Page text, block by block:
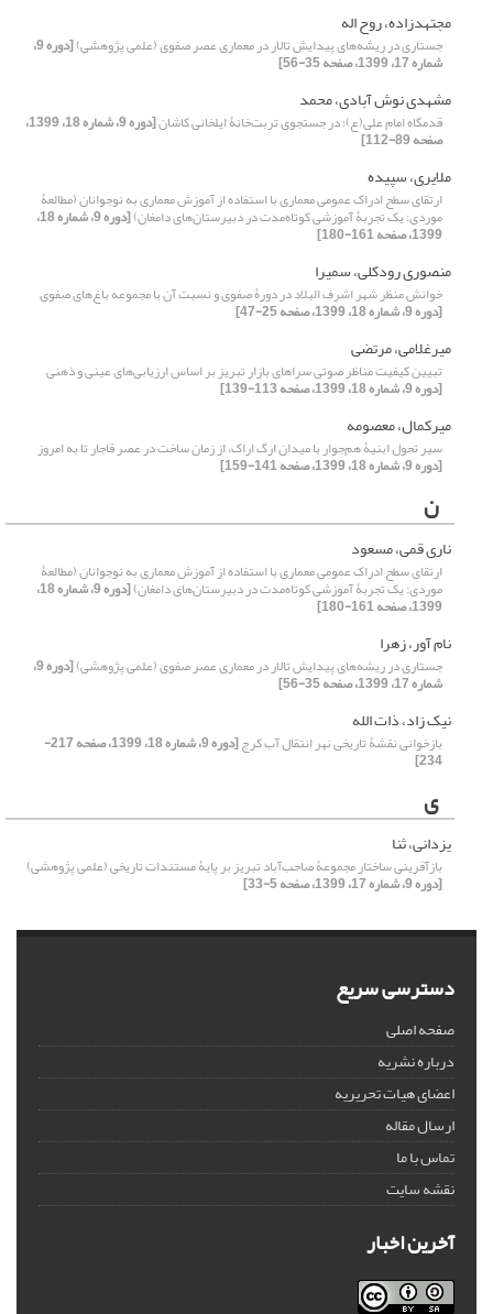
مجتهدزاده، روح اله
جستاری در ریشه‌های پیدایش تالار در معماری عصر صفوی (علمی پژوهشی) [دوره 9،
شماره 17، 1399، صفحه 35-56]
مشهدی نوش آبادی، محمد
قدمگاه امام علی(ع)؛ در جستجوی تربت‌خانۀ ایلخانی کاشان [دوره 9، شماره 18، 1399،
صفحه 89-112]
ملایری، سپیده
ارتقای سطح ادراک عمومی معماری با استفاده از آموزش معماری به نوجوانان (مطالعۀ
موردی: یک تجربۀ آموزشی کوتاه‌مدت در دبیرستان‌های دامغان) [دوره 9، شماره 18،
1399، صفحه 161-180]
منصوری رودکلی، سمیرا
خوانش منظر شهر اشرف ‌البلاد در دورۀ صفوی و نسبت آن با مجموعه باغ‌های صفوی
[دوره 9، شماره 18، 1399، صفحه 25-47]
میرغلامی، مرتضی
تبیین کیفیت مناظر صوتی سراهای بازار تبریز بر اساس ارزیابی‌های عینی و ذهنی
[دوره 9، شماره 18، 1399، صفحه 113-139]
میرکمال، معصومه
سیر تحول ابنیۀ هم‌جوار با میدان ارگ اراک، از زمان ساخت در عصر قاجار تا به امروز
[دوره 9، شماره 18، 1399، صفحه 141-159]
ن
ناری قمی، مسعود
ارتقای سطح ادراک عمومی معماری با استفاده از آموزش معماری به نوجوانان (مطالعۀ
موردی: یک تجربۀ آموزشی کوتاه‌مدت در دبیرستان‌های دامغان) [دوره 9، شماره 18،
1399، صفحه 161-180]
نام آور، زهرا
جستاری در ریشه‌های پیدایش تالار در معماری عصر صفوی (علمی پژوهشی) [دوره 9،
شماره 17، 1399، صفحه 35-56]
نیک زاد، ذات الله
بازخوانی نقشۀ تاریخی نهر انتقال آب کرج [دوره 9، شماره 18، 1399، صفحه 217-
234]
ی
یزدانی، ثنا
بازآفرینی ساختار مجموعۀ صاحب‌آباد تبریز بر پایۀ مستندات تاریخی (علمی پژوهشی)
[دوره 9، شماره 17، 1399، صفحه 5-33]
دسترسی سریع
صفحه اصلی
درباره نشریه
اعضای هیات تحریریه
ارسال مقاله
تماس با ما
نقشه سایت
آخرین اخبار